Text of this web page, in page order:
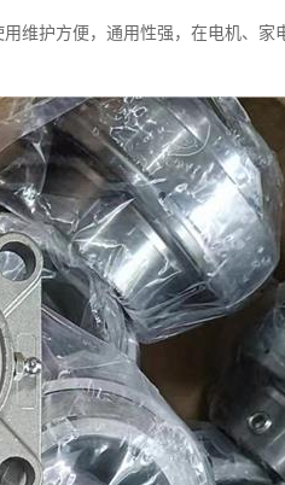
维护方便，通用性强，在电机、家